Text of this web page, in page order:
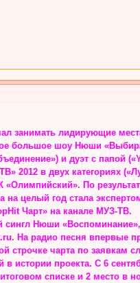
занимать лидирующие
большое шоу Нюши
и дуэт с папой
2012 в двух категориях
«Олимпийский». По
целый год стала
Чарт» на канале МУЗ-ТВ.
Нюши
На радио песня впервые
строчке чарта по заявкам
истории проекта. С 6
списке и 2 место в